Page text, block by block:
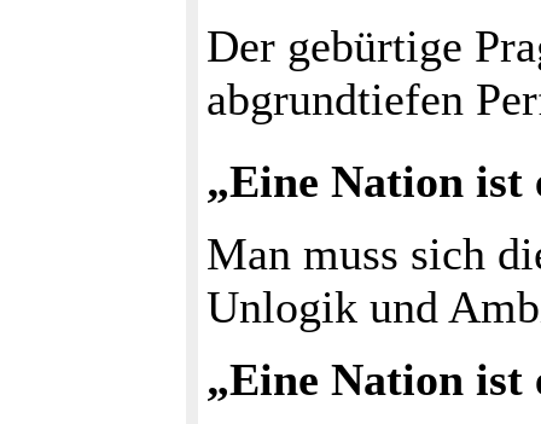
Der gebürtige
abgrundtiefen
„Eine Nation ist
Man muss sich
Unlogik und
„Eine Nation ist